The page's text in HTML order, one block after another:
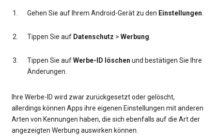
Gehen Sie auf Ihrem Android-Gerät zu den Einstellungen.
Tippen Sie auf Datenschutz > Werbung.
Tippen Sie aufWerbe-ID löschen und bestätigen Sie Ihre
Änderungen.
Ihre Werbe-ID wird zwar zurückgesetzt oder gelöscht,
allerdings können Apps ihre eigenen Einstellungen mit anderen
Arten von Kennungen haben, die sich ebenfalls auf die Art der
angezeigten Werbung auswirken können.